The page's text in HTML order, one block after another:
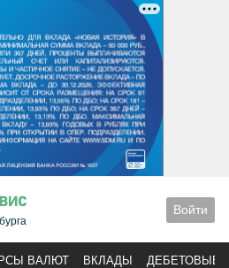
Войти
ВАЛЮТ ВКЛАДЫ ДЕБЕТОВЫЕ